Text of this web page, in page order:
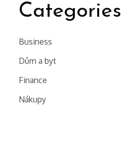
Categories
Business
Dům a byt
Finance
Nákupy